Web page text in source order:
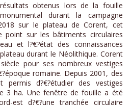
obtenus lors de la fouille
durant la campagne
sur le plateau de Corent, cet
sur les bâtiments circulaires
et l?€?état des connaissances
durant le Néolithique. Corent
pour ses nombreux vestiges
romaine. Depuis 2001, des
permis d?€?étudier des vestiges
3 ha. Une fenêtre de fouille a été
est d?€?une tranchée circulaire